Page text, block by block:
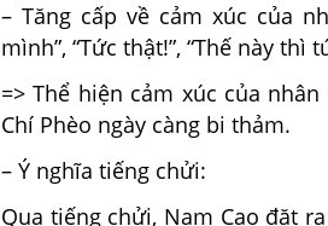
– Tăng cấp về cảm xúc của
mình”, “Tức thật!”, “Thế này thì
=> Thể hiện cảm xúc của
Chí Phèo ngày càng bi thảm.
– Ý nghĩa tiếng chửi:
Qua tiếng chửi, Nam Cao đặt